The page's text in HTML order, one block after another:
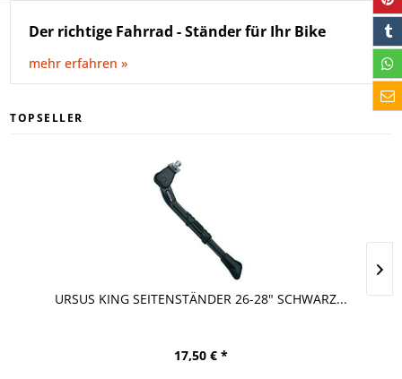
Der richtige Fahrrad - Ständer für Ihr Bike
mehr erfahren »
TOPSELLER
URSUS KING SEITENSTÄNDER 26-28" SCHWARZ...
17,50 € *